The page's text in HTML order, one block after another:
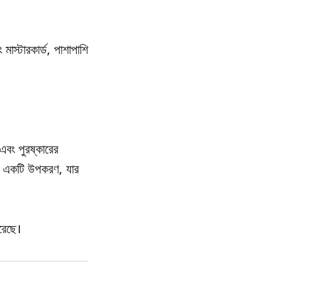
পাশাপাশি
পুরষ্কারের
একটি উপকরণ, যার